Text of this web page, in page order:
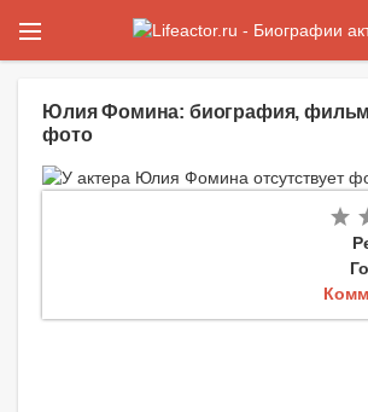
Юлия Фомина: биография,
фото